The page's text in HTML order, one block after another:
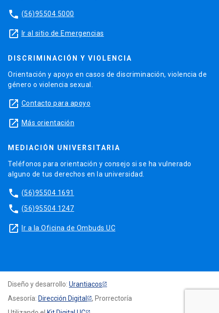
phone (56)95504 5000
launch Ir al sitio de Emergencias
DISCRIMINACIÓN Y VIOLENCIA
Orientación y apoyo en casos de discriminación, violencia de
género o violencia sexual.
launch Contacto para apoyo
launch Más orientación
MEDIACIÓN UNIVERSITARIA
Teléfonos para orientación y consejo si se ha vulnerado
alguno de tus derechos en la universidad.
phone (56)95504 1691
phone (56)95504 1247
launch Ir a la Oficina de Ombuds UC
Diseño y desarrollo: Urantiacos
Asesoría: Dirección Digital
, Prorrectoría